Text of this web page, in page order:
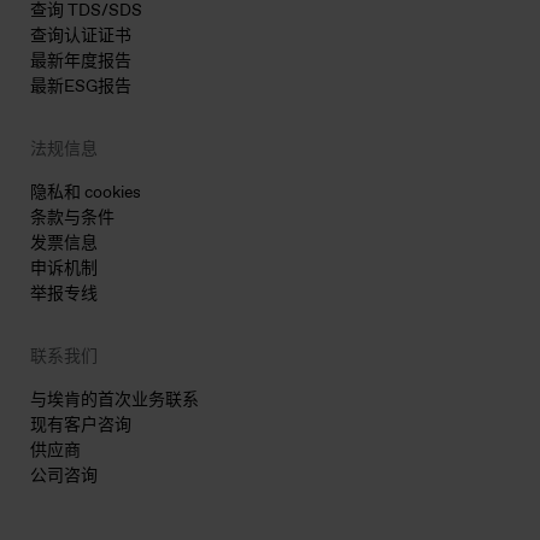
查询 TDS/SDS
查询认证证书
最新年度报告
最新ESG报告
法规信息
隐私和 cookies
条款与条件
发票信息
申诉机制
举报专线
联系我们
与埃肯的首次业务联系
现有客户咨询
供应商
公司咨询